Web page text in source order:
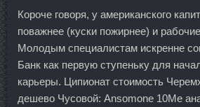
Короче говоря, у американского
поважнее (куски пожирнее) и
Молодым специалистам искренне
Банк как первую ступеньку для
карьеры. Ципионат стоимость
дешево Чусовой: Ansomone 10Me